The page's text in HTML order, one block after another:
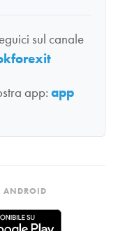
sul canale
app: app
ANDROID